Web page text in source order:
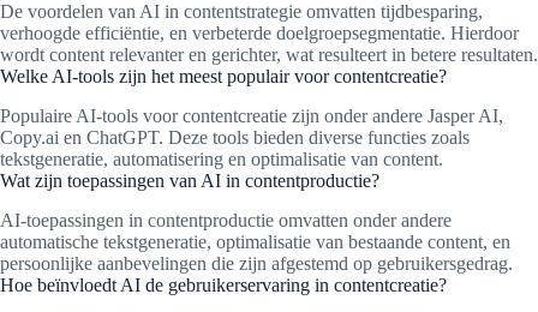
De voordelen van AI in contentstrategie omvatten tijdbesparing,
verhoogde efficiëntie, en verbeterde doelgroepsegmentatie. Hierdoor
wordt content relevanter en gerichter, wat resulteert in betere resultaten.
Welke AI-tools zijn het meest populair voor contentcreatie?
Populaire AI-tools voor contentcreatie zijn onder andere Jasper AI,
Copy.ai en ChatGPT. Deze tools bieden diverse functies zoals
tekstgeneratie, automatisering en optimalisatie van content.
Wat zijn toepassingen van AI in contentproductie?
AI-toepassingen in contentproductie omvatten onder andere
automatische tekstgeneratie, optimalisatie van bestaande content, en
persoonlijke aanbevelingen die zijn afgestemd op gebruikersgedrag.
Hoe beïnvloedt AI de gebruikerservaring in contentcreatie?